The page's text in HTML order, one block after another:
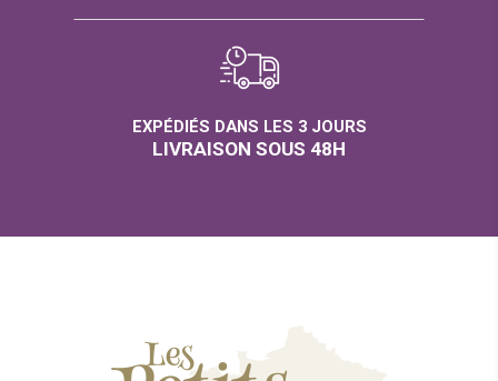
EXPÉDIÉS DANS LES 3 JOURS
LIVRAISON SOUS 48H